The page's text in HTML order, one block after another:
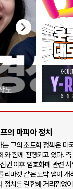
더
영상
[운동권
와 혼란한
의 마피아 정치
그의 초토화 정책은 미
와 함께 진행되고 있다.
권 이후 암호화폐 관련
리마켓 같은 도박 앱이 개
정치를 결합해 거리낌없